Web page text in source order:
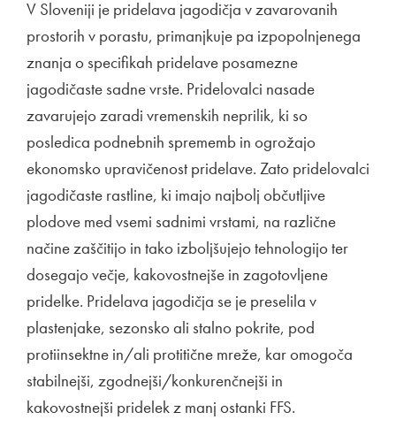
V Sloveniji je pridelava jagodičja v zavarovanih
prostorih v porastu, primanjkuje pa izpopolnjenega
znanja o specifikah pridelave posamezne
jagodičaste sadne vrste. Pridelovalci nasade
zavarujejo zaradi vremenskih neprilik, ki so
posledica podnebnih sprememb in ogrožajo
ekonomsko upravičenost pridelave. Zato pridelovalci
jagodičaste rastline, ki imajo najbolj občutljive
plodove med vsemi sadnimi vrstami, na različne
načine zaščitijo in tako izboljšujejo tehnologijo ter
dosegajo večje, kakovostnejše in zagotovljene
pridelke. Pridelava jagodičja se je preselila v
plastenjake, sezonsko ali stalno pokrite, pod
protiinsektne in/ali protitične mreže, kar omogoča
stabilnejši, zgodnejši/konkurenčnejši in
kakovostnejši pridelek z manj ostanki FFS.